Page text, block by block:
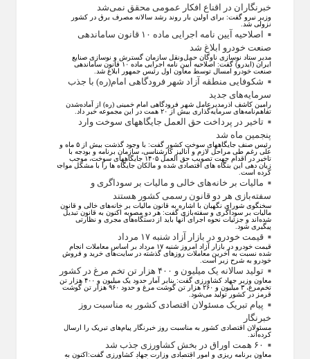
خبرنگاران در اقناع افکار عمومی محقق نمی‌شد
وزیر نیرو گفت: برای اولین بار روند رشد سالانه مصرف برق در کشور
نزولی شد.
اصلاحیه آیین نامه اجرایی ماده ۱۰ قانون ساماندهی
صنعت خودرو ابلاغ شد
مدیر ستاد نوسازی ناوگان حمل‌ونقل سازمان گسترش و نوسازی صنایع
ایران (ایدرو) گفت: اصلاحیه آیین نامه اجرایی ماده ۱۰ قانون ساماندهی
صنعت خودرو امسال توسط معاون اول رئیس جمهور ابلاغ شد.
شکوفایی منطقه آزاد شهر فرودگاهی امام(ره) با جذب
سرمایه‌های جدید
رامین کاشف اذرمدیرعامل شهر فرودگاهی امام خمینی (ره) از آماده‌شدن
تفاهم‌نامه‌های سرمایه‌گذاری بیش از ۲۰ همت در این مجموعه خبر داد.
تاخیر در پرداخت حق العمل جایگاههای سوخت وارد
پنجمین ماه شد
رئیس صنف جایگاههای سوخت کشور گفت: با وجود گذشت بیش از ۵ ماه و
علی رغم طی مراحل لازم و آنالیز کارشناسی، سازمان برنامه و بودجه با
تاخیر در اقدام جهت تصویب حق العمل ۱۴۰۵ جایگاههای سوخت، موجب
زیان دهی این بنگاه های اقتصادی شده و مالکان جایگاه ها را با مشکل مواجه
کرده است.
مالیات بر خانه‌های خالی و مالیات بر سوداگری و
سفته‌بازی هر دو قانون رسمی کشور هستند
سخنگوی شورای نگهبان با اشاره به قانون مالیات بر خانه‌های خالی و قانون
مالیات بر سوداگری و سفته‌بازی گفت: هر دو مصوبه اکنون به قانون تبدیل
شده‌اند و جزئیات نحوه اجرای آنها باید از دستگاه‌های مجری و نظارتی
پیگیری شود.
قیمت خودرو در بازار آزاد شنبه ۱۷ مرداد
قیمت خودرو در بازار آزاد امروز شنبه ۱۷ مرداد بر اساس معاملات انجام
شده نسبت به آخرین معاملات روز‌های گذشته در سایت‌های خرید و فروش
خودرو به شرح زیر است.
تولید سالانه یک میلیون و ۴۰۰ هزار تن تخم مرغ در کشور
معاون وزیر جهاد کشاورزی گفت: بنابر آمار حدود یک میلیون و ۴۰۰ هزار تن
تخم‌مرغ، ۳ میلیون و ۲۶۰ هزار تن گوشت مرغ و حدود ۹۶۰ هزار تن گوشت
قرمز در کشور تولید می‌شود.
پیام تبریک مسئولان اقتصادی کشور به مناسبت روز
خبرنگار
مسئولان اقتصادی کشور به مناسبت روز خبرنگار پیام‌های تبریک را ارسال
کرده‌اند.
۶۰ همت اوراق در بخش کشاورزی جذب شد
معاون برنامه ریزی و امور اقتصادی وزارت جهاد کشاورزی گفت:اکنون به